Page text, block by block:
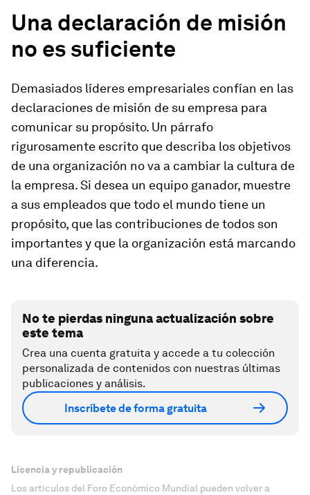
Una declaración de misión
no es suficiente
Demasiados líderes empresariales confían en las
declaraciones de misión de su empresa para
comunicar su propósito. Un párrafo
rigurosamente escrito que describa los objetivos
de una organización no va a cambiar la cultura de
la empresa. Si desea un equipo ganador, muestre
a sus empleados que todo el mundo tiene un
propósito, que las contribuciones de todos son
importantes y que la organización está marcando
una diferencia.
No te pierdas ninguna actualización sobre
este tema
Crea una cuenta gratuita y accede a tu colección
personalizada de contenidos con nuestras últimas
publicaciones y análisis.
Inscríbete de forma gratuita
Licencia y republicación
Los artículos del Foro Económico Mundial pueden volver a